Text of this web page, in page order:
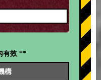
有效 **
構